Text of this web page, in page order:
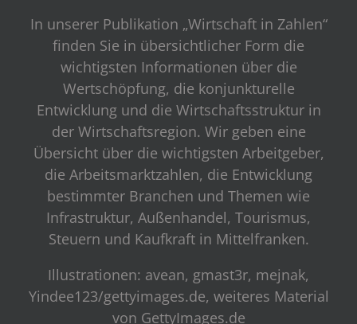
In unserer Publikation „Wirtschaft in Zahlen“
finden Sie in übersichtlicher Form die
wichtigsten Informationen über die
Wertschöpfung, die konjunkturelle
Entwicklung und die Wirtschaftsstruktur in
der Wirtschaftsregion. Wir geben eine
Übersicht über die wichtigsten Arbeitgeber,
die Arbeitsmarktzahlen, die Entwicklung
bestimmter Branchen und Themen wie
Infrastruktur, Außenhandel, Tourismus,
Steuern und Kaufkraft in Mittelfranken.
Illustrationen: avean, gmast3r, mejnak,
Yindee123/gettyimages.de, weiteres Material
von GettyImages.de